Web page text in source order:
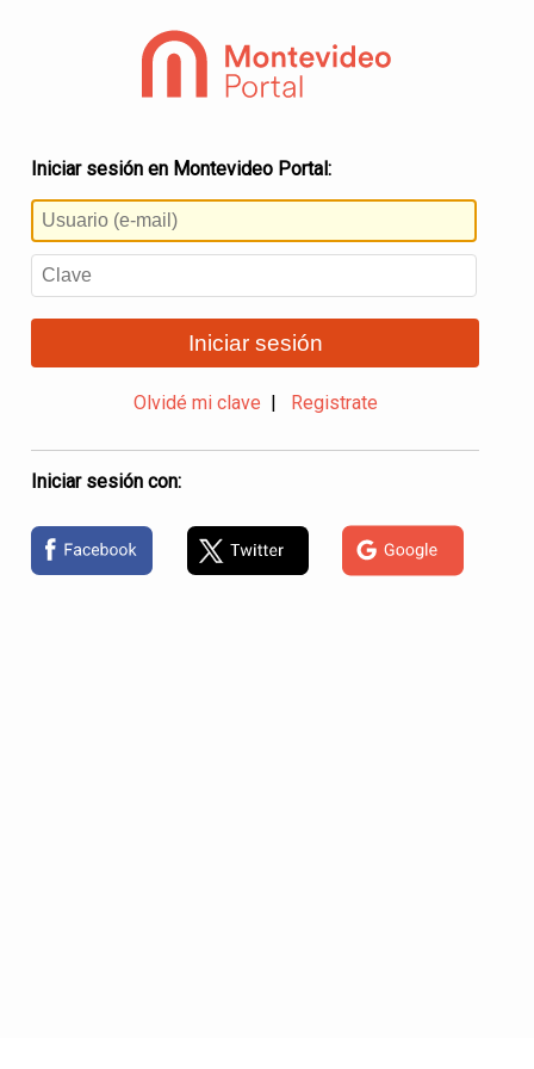
Iniciar sesión en Montevideo Portal:
Iniciar sesión
Olvidé mi clave Registrate
Iniciar sesión con: